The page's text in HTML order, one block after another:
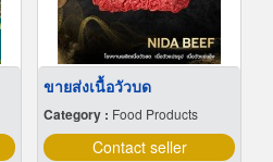
ขายส่งเนื้อวัวบด
Category : Food Products
Contact seller